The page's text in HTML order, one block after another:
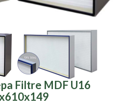
Filtre MDF U16